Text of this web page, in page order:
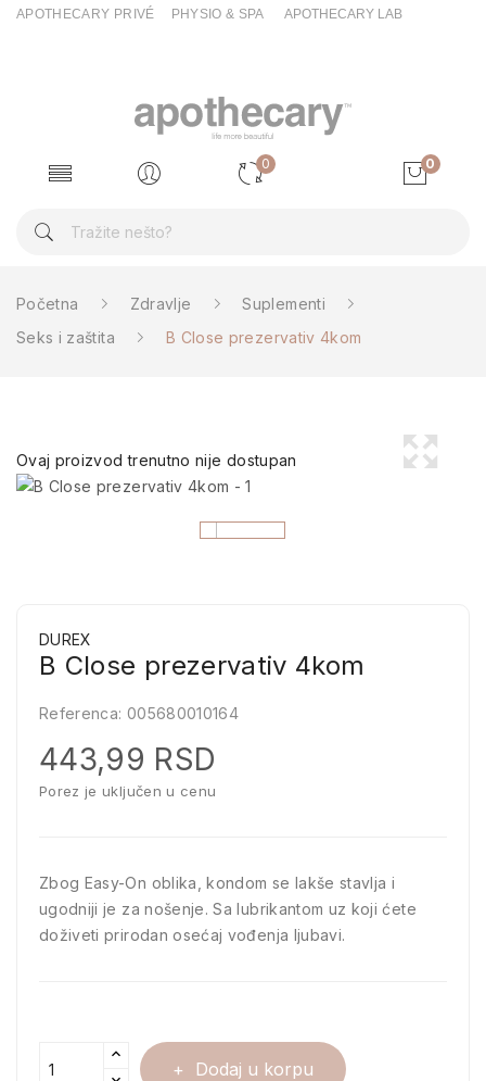
APOTHECARY PRIVÉ PHYSIO & SPA APOTHECARY LAB
0 0
Početna Zdravlje
Suplementi
Seks i zaštita
B Close prezervativ 4kom
Ovaj proizvod trenutno nije dostupan
DUREX
B Close prezervativ 4kom
Referenca: 005680010164
443,99 RSD
Porez je uključen u cenu
Zbog Easy-On oblika, kondom se lakše stavlja i
ugodniji je za nošenje. Sa lubrikantom uz koji ćete
doživeti prirodan osećaj vođenja ljubavi.
Dodaj u korpu